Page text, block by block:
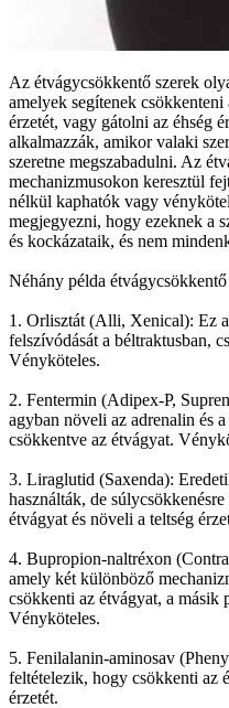
Az étvágycsökkentő szerek
amelyek segítenek
érzetét, vagy gátolni az éhség
alkalmazzák, amikor valaki
szeretne megszabadulni. Az
mechanizmusokon keresztül
nélkül kaphatók vagy
megjegyezni, hogy ezeknek a
és kockázataik, és nem
Néhány példa étvágycsökkentő
1. Orlisztát (Alli, Xenical): Ez
felszívódását a béltraktusban,
Vényköteles.
2. Fentermin (Adipex-P,
agyban növeli az adrenalin és
csökkentve az étvágyat.
3. Liraglutid (Saxenda):
használták, de
étvágyat és növeli a teltség
4. Bupropion-naltréxon
amely két különböző
csökkenti az étvágyat, a másik
Vényköteles.
5. Fenilalanin-aminosav
feltételezik, hogy csökkenti az
érzetét.